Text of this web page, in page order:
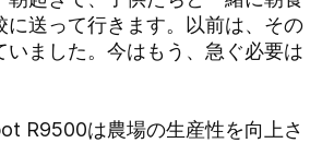
に送って行きます。以前は、その
いました。今はもう、急ぐ必要は
R9500は農場の生産性を向上さ